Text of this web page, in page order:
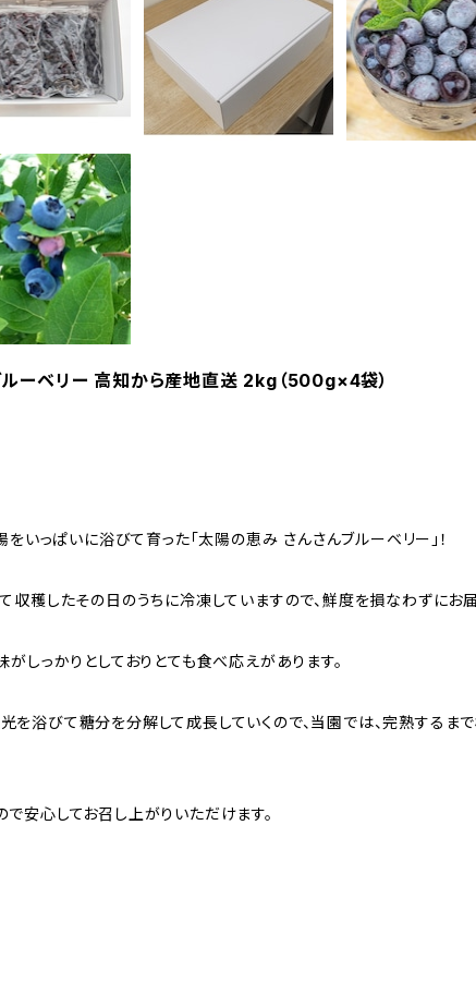
ルーベリー 高知から産地直送 2kg（500g×4袋）
いっぱいに浴びて育った「太陽の恵み さんさんブルーベリー」！
穫したその日のうちに冷凍していますので、鮮度を損なわずにお届
しっかりとしておりとても食べ応えがあります。
浴びて糖分を分解して成長していくので、当園では、完熟するま
安心してお召し上がりいただけます。